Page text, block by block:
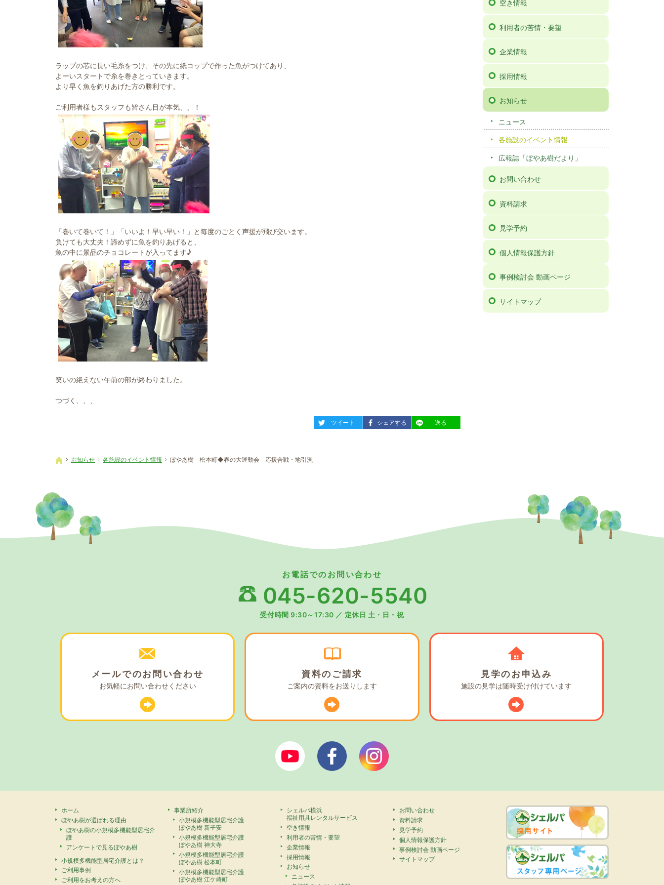
ラップの芯に長い毛糸をつけ、その先に紙コップで作った魚がつけてあり、
よーいスタートで糸を巻きとっていきます。
より早く魚を釣りあげた方の勝利です。
ご利用者様もスタッフも皆さん目が本気、、！
「巻いて巻いて！」「いいよ！早い早い！」と毎度のごとく声援が飛び交います。
負けても大丈夫！諦めずに魚を釣りあげると、
魚の中に景品のチョコレートが入ってます♪
笑いの絶えない午前の部が終わりました。
つづく、、、
entry1844
ツイート entry1844
シェアする entry1844
送る
空き情報
利用者の苦情・要望
企業情報
採用情報
お知らせ
ニュース
各施設のイベント情報
広報誌「ぼやあ樹だより」
お問い合わせ
資料請求
見学予約
個人情報保護方針
事例検討会 動画ページ
サイトマップ
ホーム
お知らせ 各施設のイベント情報 ぼやあ樹 松本町◆春の大運動会 応援合戦・地引漁
お電話でのお問い合わせ
045-620-5540
受付時間 9:30～17:30 ／ 定休日 土・日・祝
メールでのお問い合わせ
お気軽にお問い合わせください
資料の ご請求
ご案内の資料をお送りします
見学のお申込み
施設の見学は随時受け付けています
ぼやあ樹Youtubeシェルパフェイスブック
ホーム
ぼやあ樹が選ばれる理由
ぼやあ樹の小規模多機能型居宅介
護
アンケートで見るぼやあ樹
小規模多機能型居宅介護とは？
ご利用事例
ご利用をお考えの方へ
事業所紹介
小規模多機能型居宅介護
ぼやあ樹 新子安
小規模多機能型居宅介護
ぼやあ樹 神大寺
小規模多機能型居宅介護
ぼやあ樹 松本町
小規模多機能型居宅介護
ぼやあ樹 江ケ崎町
シェルパ横浜
福祉用具レンタルサービス
空き情報
利用者の苦情・要望
企業情報
採用情報
お知らせ
ニュース
お問い合わせ
資料請求
見学予約
個人情報保護方針
事例検討会 動画ページ
サイトマップ